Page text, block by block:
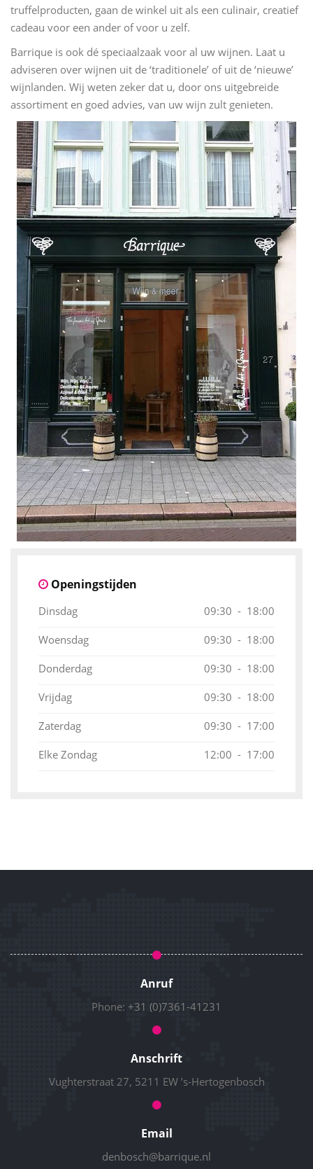
truffelproducten, gaan de winkel uit als een culinair, creatief
cadeau voor een ander of voor u zelf.
Barrique is ook dé speciaalzaak voor al uw wijnen. Laat u
adviseren over wijnen uit de ‘traditionele’ of uit de ‘nieuwe’
wijnlanden. Wij weten zeker dat u, door ons uitgebreide
assortiment en goed advies, van uw wijn zult genieten.
Openingstijden
Dinsdag 09:30 - 18:00
Woensdag 09:30 - 18:00
Donderdag 09:30 - 18:00
Vrijdag 09:30 - 18:00
Zaterdag 09:30 - 17:00
Elke Zondag 12:00 - 17:00
Anruf
Phone: +31 (0)7361-41231
Anschrift
Vughterstraat 27, 5211 EW ’s-Hertogenbosch
Email
denbosch@barrique.nl